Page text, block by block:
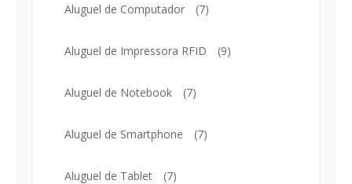
Aluguel de Computador (7)
Aluguel de Impressora RFID (9)
Aluguel de Notebook (7)
Aluguel de Smartphone (7)
Aluguel de Tablet (7)